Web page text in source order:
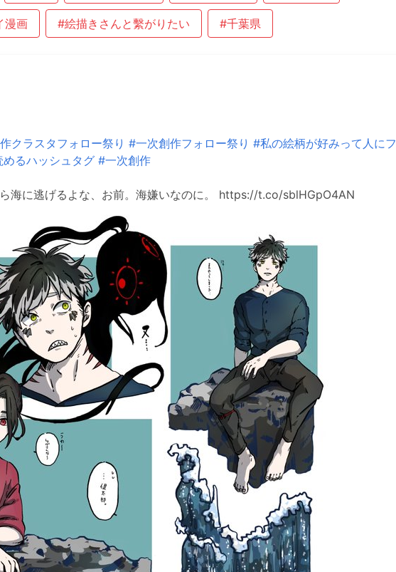
漫画 #絵描きさんと繫がりたい #千葉県
クラスタフォロー祭り #一次創作フォロー祭り #私の絵柄が好みって人にフ
るハッシュタグ #一次創作
海に逃げるよな、お前。海嫌いなのに。 https://t.co/sblHGpO4AN